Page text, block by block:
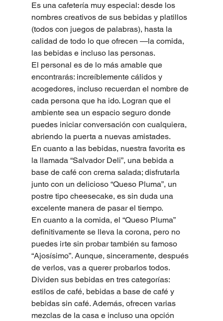
Es una cafetería muy especial: desde los
nombres creativos de sus bebidas y platillos
(todos con juegos de palabras), hasta la
calidad de todo lo que ofrecen —la comida,
las bebidas e incluso las personas.
El personal es de lo más amable que
encontrarás: increíblemente cálidos y
acogedores, incluso recuerdan el nombre de
cada persona que ha ido. Logran que el
ambiente sea un espacio seguro donde
puedes iniciar conversación con cualquiera,
abriendo la puerta a nuevas amistades.
En cuanto a las bebidas, nuestra favorita es
la llamada “Salvador Deli”, una bebida a
base de café con crema salada; disfrutarla
junto con un delicioso “Queso Pluma”, un
postre tipo cheesecake, es sin duda una
excelente manera de pasar el tiempo.
En cuanto a la comida, el “Queso Pluma”
definitivamente se lleva la corona, pero no
puedes irte sin probar también su famoso
“Ajosísimo”. Aunque, sinceramente, después
de verlos, vas a querer probarlos todos.
Dividen sus bebidas en tres categorías:
estilos de café, bebidas a base de café y
bebidas sin café. Además, ofrecen varias
mezclas de la casa e incluso una opción